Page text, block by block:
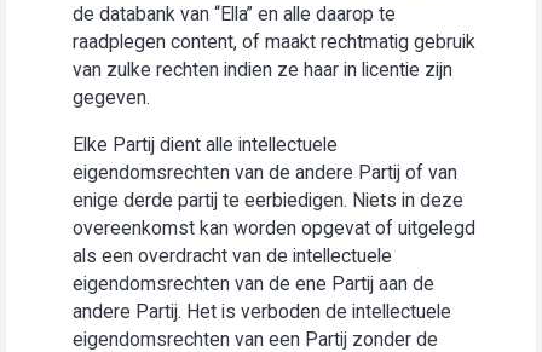
de databank van “Ella” en alle daarop te
raadplegen content, of maakt rechtmatig gebruik
van zulke rechten indien ze haar in licentie zijn
gegeven.
Elke Partij dient alle intellectuele
eigendomsrechten van de andere Partij of van
enige derde partij te eerbiedigen. Niets in deze
overeenkomst kan worden opgevat of uitgelegd
als een overdracht van de intellectuele
eigendomsrechten van de ene Partij aan de
andere Partij. Het is verboden de intellectuele
eigendomsrechten van een Partij zonder de